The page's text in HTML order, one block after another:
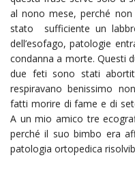
al nono mese, perché
stato sufficiente un
dell’esofago, patologie
condanna a morte. Questi
due feti sono stati
respiravano benissimo
fatti morire di fame e di
A un mio amico tre
perché il suo bimbo era
patologia ortopedica